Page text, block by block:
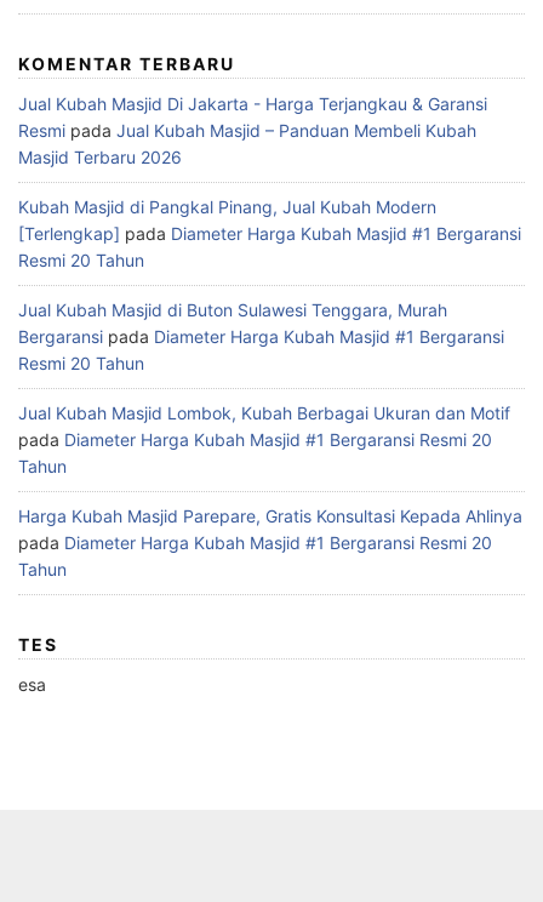
KOMENTAR TERBARU
Jual Kubah Masjid Di Jakarta - Harga Terjangkau & Garansi
Resmi pada Jual Kubah Masjid – Panduan Membeli Kubah
Masjid Terbaru 2026
Kubah Masjid di Pangkal Pinang, Jual Kubah Modern
[Terlengkap] pada Diameter Harga Kubah Masjid #1 Bergaransi
Resmi 20 Tahun
Jual Kubah Masjid di Buton Sulawesi Tenggara, Murah
Bergaransi pada Diameter Harga Kubah Masjid #1 Bergaransi
Resmi 20 Tahun
Jual Kubah Masjid Lombok, Kubah Berbagai Ukuran dan Motif
pada Diameter Harga Kubah Masjid #1 Bergaransi Resmi 20
Tahun
Harga Kubah Masjid Parepare, Gratis Konsultasi Kepada Ahlinya
pada Diameter Harga Kubah Masjid #1 Bergaransi Resmi 20
Tahun
TES
esa